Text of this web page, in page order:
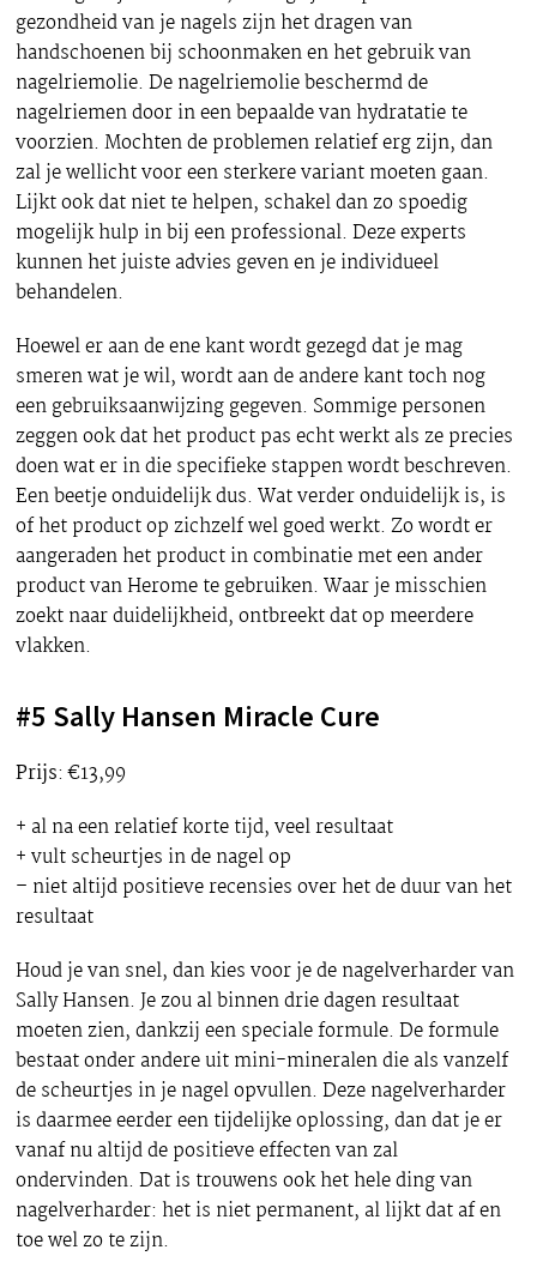
gezondheid van je nagels zijn het dragen van
handschoenen bij schoonmaken en het gebruik van
nagelriemolie. De nagelriemolie beschermd de
nagelriemen door in een bepaalde van hydratatie te
voorzien. Mochten de problemen relatief erg zijn, dan
zal je wellicht voor een sterkere variant moeten gaan.
Lijkt ook dat niet te helpen, schakel dan zo spoedig
mogelijk hulp in bij een professional. Deze experts
kunnen het juiste advies geven en je individueel
behandelen.
Hoewel er aan de ene kant wordt gezegd dat je mag
smeren wat je wil, wordt aan de andere kant toch nog
een gebruiksaanwijzing gegeven. Sommige personen
zeggen ook dat het product pas echt werkt als ze precies
doen wat er in die specifieke stappen wordt beschreven.
Een beetje onduidelijk dus. Wat verder onduidelijk is, is
of het product op zichzelf wel goed werkt. Zo wordt er
aangeraden het product in combinatie met een ander
product van Herome te gebruiken. Waar je misschien
zoekt naar duidelijkheid, ontbreekt dat op meerdere
vlakken.
#5 Sally Hansen Miracle Cure
Prijs: €13,99
+ al na een relatief korte tijd, veel resultaat
+ vult scheurtjes in de nagel op
– niet altijd positieve recensies over het de duur van het
resultaat
Houd je van snel, dan kies voor je de nagelverharder van
Sally Hansen. Je zou al binnen drie dagen resultaat
moeten zien, dankzij een speciale formule. De formule
bestaat onder andere uit mini-mineralen die als vanzelf
de scheurtjes in je nagel opvullen. Deze nagelverharder
is daarmee eerder een tijdelijke oplossing, dan dat je er
vanaf nu altijd de positieve effecten van zal
ondervinden. Dat is trouwens ook het hele ding van
nagelverharder: het is niet permanent, al lijkt dat af en
toe wel zo te zijn.